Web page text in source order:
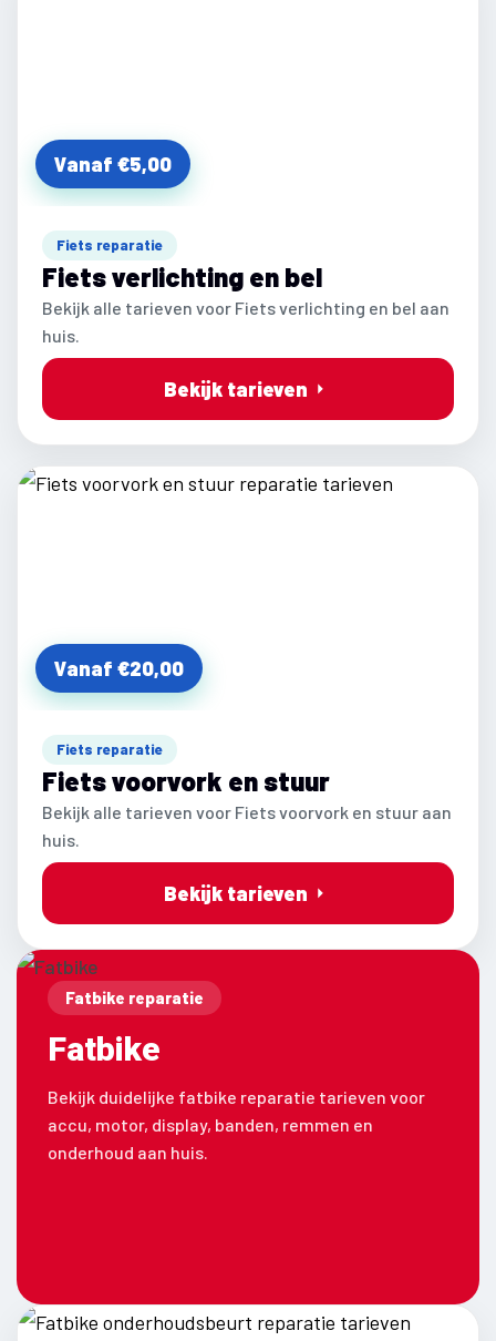
Vanaf €5,00
Fiets reparatie
Fiets verlichting en bel
Bekijk alle tarieven voor Fiets verlichting en bel aan
huis.
Bekijk tarieven
Vanaf €20,00
Fiets reparatie
Fiets voorvork en stuur
Bekijk alle tarieven voor Fiets voorvork en stuur aan
huis.
Bekijk tarieven
Fatbike reparatie
Fatbike
Bekijk duidelijke fatbike reparatie tarieven voor
accu, motor, display, banden, remmen en
onderhoud aan huis.